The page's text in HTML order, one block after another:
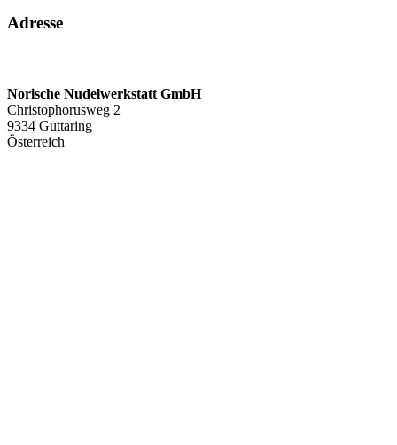
Adresse
Norische Nudelwerkstatt GmbH
Christophorusweg 2
9334 Guttaring
Österreich